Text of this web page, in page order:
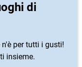
di
per tutti i gusti!
insieme.